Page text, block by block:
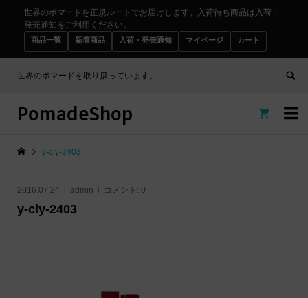
世界のポマードを正規ルートでお届けします。入荷待ち商品は入荷・
発売通知をご利用ください。
商品一覧 新着商品 入荷・発売通知 マイページ カート
世界のポマードを取り扱っています。

PomadeShop 
y-cly-2403
2016.07.24 admin コメント: 0
y-cly-2403